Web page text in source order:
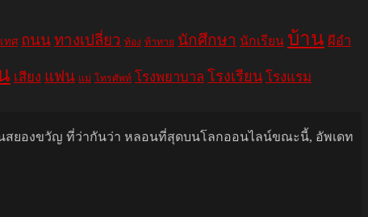
ทศ ถนนทางเปลี่ยว ท้อง ท้าทาย นักศึกษา นักเรียน บ้าน ผีอำ
เสียง แฟน แม่ โทรศัพท์ โรงพยาบาล โรงเรียน โรงแรม
นสยองขวัญ ที่ว่ากันว่า หลอนที่สุดบนโลกออนไลน์ขณะนี้, อัพเดท